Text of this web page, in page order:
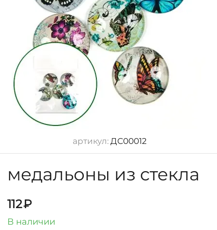
артикул: ДС00012
медальоны из стекла
112₽
В наличии